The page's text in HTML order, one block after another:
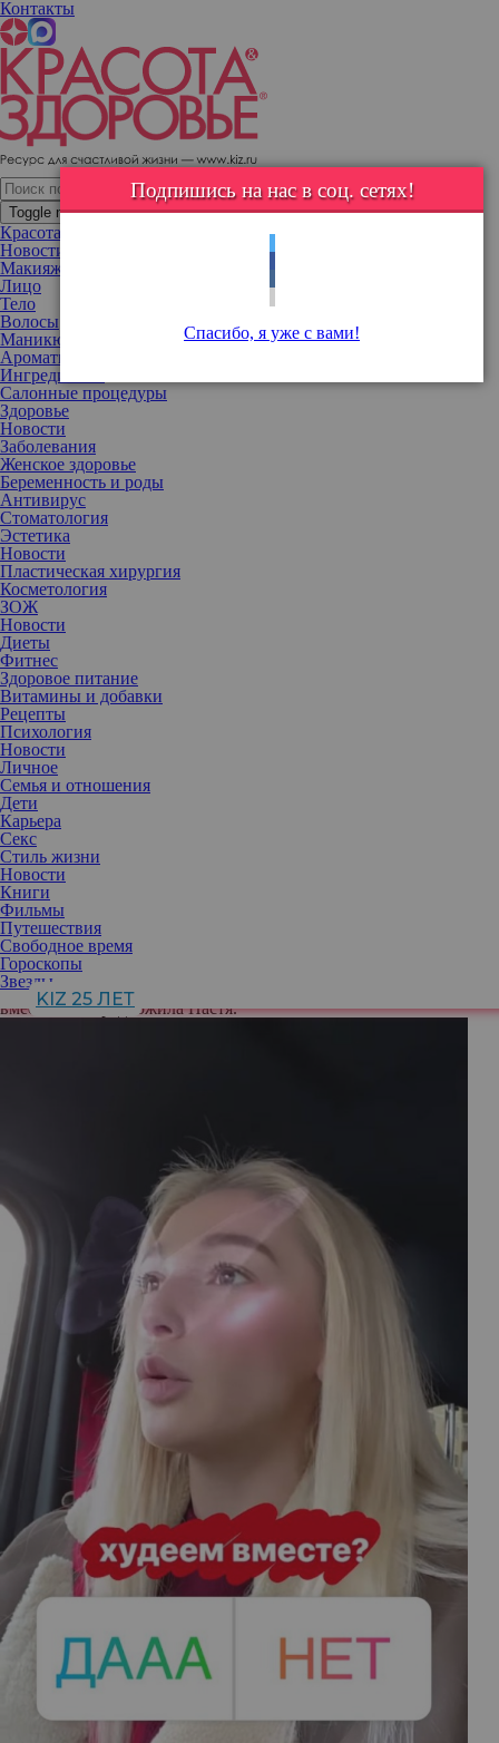
Контакты
Toggle navigation
Красота
Новости
Макияж
Лицо
Тело
Волосы
Маникюр
Ароматы
Ингредиенты
Салонные процедуры
Здоровье
Новости
Заболевания
Женское здоровье
Беременность и роды
Антивирус
Стоматология
Эстетика
Новости
Пластическая хирургия
Косметология
ЗОЖ
Новости
Диеты
Фитнес
Здоровое питание
Витамины и добавки
Рецепты
Психология
Новости
Личное
Семья и отношения
Дети
Карьера
Секс
Стиль жизни
Новости
Книги
Фильмы
Путешествия
Свободное время
Гороскопы
Звезды
KIZ 25 ЛЕТ
Подпишись на нас в соц. сетях!
Спасибо, я уже с вами!
«Худеем вместе?»: Настя Ивлеева озвучила свой вес
Ведущую и блогера не устраивает ее фигура.
Настя Ивлеева призналась, что в последнее время перестала
уделять внимание своей фигуре. Девушка не следила за
питанием и забросила тренировки, результатом чего стали
лишние килограммы. Звезда «Орел и Решка» призвала своих
подписчиков возвращаться в форму вместе, чтобы не сорваться
на полпути.
Ивлеева записала сторис, где рассказала, что за последние
полгода поправилась на 7 килограммов, и ее такой расклад не
устраивает. Инстадива хочет правильно питаться и снова
регулярно заниматься спортом.
«Как вы смотрите на то, чтобы мы вместе с вами скидывали
лишний вес? Мне кажется, будет классно, если мы будем делать
это сообща, потому что я, как и любая нормальная женщина, то
худею, то толстею, то качаюсь, то забиваю на все эти
мероприятия. Как бы это поставить на постоянный режим…
Соответственно, если брать лето, когда у меня был пик
стройности, я весила 55-56 килограммов. Сейчас я вешу 62, это
полный… Я снова вернулась к тренировкам, отходила всего 6
раз. Важно очень следить за питанием, давайте это делать
вместе», — предложила Настя.